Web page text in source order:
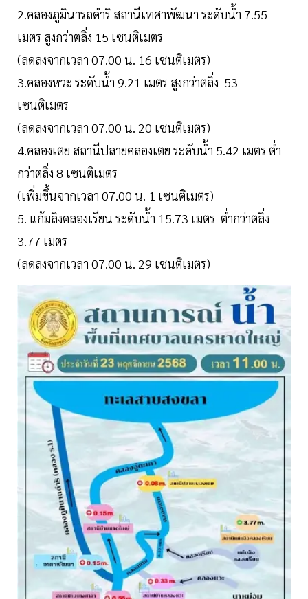
2.คลองภูมินารถดำริ สถานีเทศาพัฒนา ระดับน้ำ 7.55
เมตร สูงกว่าตลิ่ง 15 เซนติเมตร
(ลดลงจากเวลา 07.00 น. 16 เซนติเมตร)
3.คลองหวะ ระดับน้ำ 9.21 เมตร สูงกว่าตลิ่ง 53
เซนติเมตร
(ลดลงจากเวลา 07.00 น. 20 เซนติเมตร)
4.คลองเตย สถานีปลายคลองเตย ระดับน้ำ 5.42 เมตร ต่ำ
กว่าตลิ่ง 8 เซนติเมตร
(เพิ่มขึ้นจากเวลา 07.00 น. 1 เซนติเมตร)
5. แก้มลิงคลองเรียน ระดับน้ำ 15.73 เมตร ต่ำกว่าตลิ่ง
3.77 เมตร
(ลดลงจากเวลา 07.00 น. 29 เซนติเมตร)